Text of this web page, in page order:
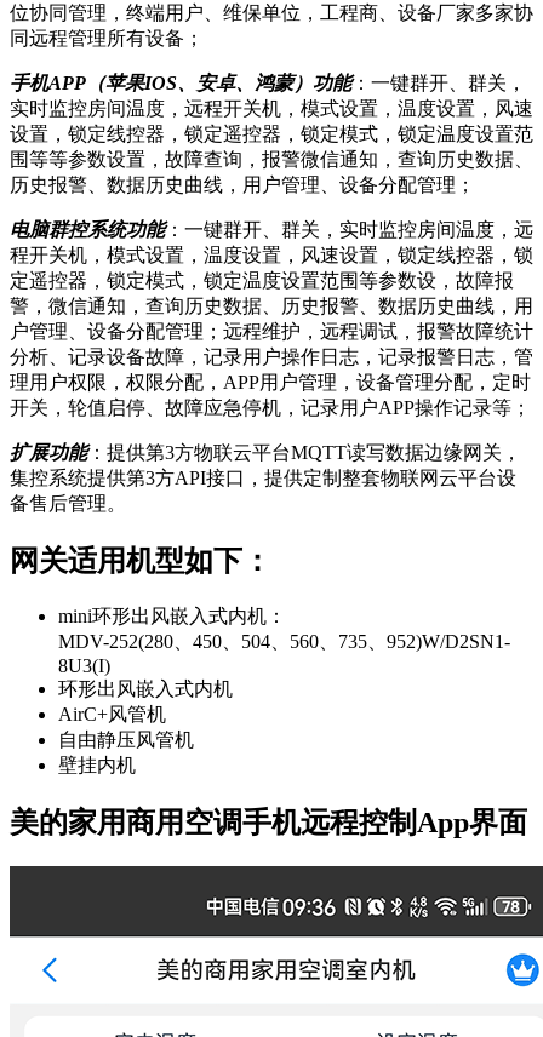
位协同管理，终端用户、维保单位，工程商、设备厂家多家协
同远程管理所有设备；
手机APP（苹果IOS、安卓、鸿蒙）功能：一键群开、群关，
实时监控房间温度，远程开关机，模式设置，温度设置，风速
设置，锁定线控器，锁定遥控器，锁定模式，锁定温度设置范
围等等参数设置，故障查询，报警微信通知，查询历史数据、
历史报警、数据历史曲线，用户管理、设备分配管理；
电脑群控系统功能：一键群开、群关，实时监控房间温度，远
程开关机，模式设置，温度设置，风速设置，锁定线控器，锁
定遥控器，锁定模式，锁定温度设置范围等参数设，故障报
警，微信通知，查询历史数据、历史报警、数据历史曲线，用
户管理、设备分配管理；远程维护，远程调试，报警故障统计
分析、记录设备故障，记录用户操作日志，记录报警日志，管
理用户权限，权限分配，APP用户管理，设备管理分配，定时
开关，轮值启停、故障应急停机，记录用户APP操作记录等；
扩展功能：提供第3方物联云平台MQTT读写数据边缘网关，
集控系统提供第3方API接口，提供定制整套物联网云平台设
备售后管理。
网关适用机型如下：
mini环形出风嵌入式内机：
MDV-252(280、450、504、560、735、952)W/D2SN1-
8U3(I)
环形出风嵌入式内机
AirC+风管机
自由静压风管机
壁挂内机
美的家用商用空调手机远程控制App界面